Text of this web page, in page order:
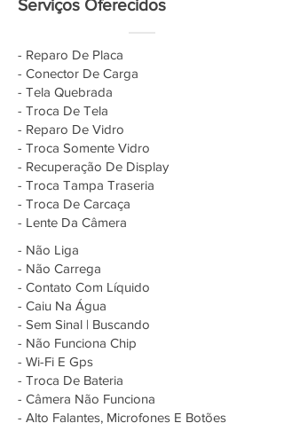
Serviços Oferecidos
- Reparo De Placa
- Conector De Carga
- Tela Quebrada
- Troca De Tela
- Reparo De Vidro
- Troca Somente Vidro
- Recuperação De Display
- Troca Tampa Traseria
- Troca De Carcaça
- Lente Da Câmera
- Não Liga
- Não Carrega
- Contato Com Líquido
- Caiu Na Água
- Sem Sinal | Buscando
- Não Funciona Chip
- Wi-Fi E Gps
- Troca De Bateria
- Câmera Não Funciona
- Alto Falantes, Microfones E Botões